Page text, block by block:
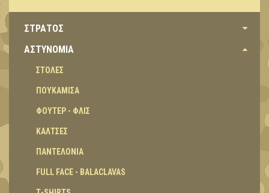
ΣΤΡΑΤΟΣ
ΑΣΤΥΝΟΜΙΑ
ΣΤΟΛΕΣ
ΠΟΥΚΑΜΙΣΑ
ΦΟΥΤΕΡ - ΦΛΙΣ
ΚΑΛΤΣΕΣ
ΠΑΝΤΕΛΟΝΙΑ
FULL FACE - BALACLAVAS